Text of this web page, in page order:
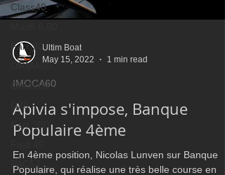
Class40
Farr 30
ORMA60
Gunboat
D35
Farr 280
PAC52
Ultim Boat
May 15, 2022
1 min read
IMOCA60
Apivia s'impose, Banque
Populaire 4ème
En 4ème position, Nicolas Lunven sur Banque
Populaire, qui réalise une très belle course en